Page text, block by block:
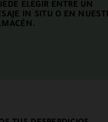
ELEGIR ENTRE UN
IN SITU O EN